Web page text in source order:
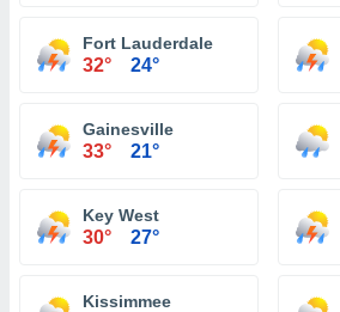
Fort Lauderdale
32° 24°
Gainesville
33° 21°
Key West
30° 27°
Kissimmee